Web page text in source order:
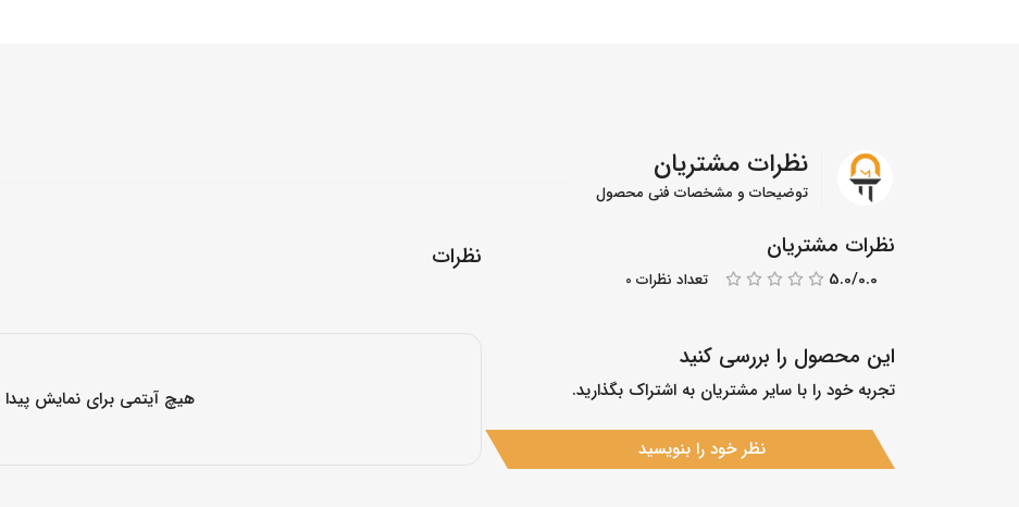
نظرات مشتریان
توضیحات و مشخصات فنی محصول
نظرات مشتریان
5.0/0.0 تعداد نظرات 0
این محصول را بررسی کنید
تجربه خود را با سایر مشتریان به اشتراک بگذارید.
نظر خود را بنویسید
نظرات
هیچ آیتمی برای نمایش